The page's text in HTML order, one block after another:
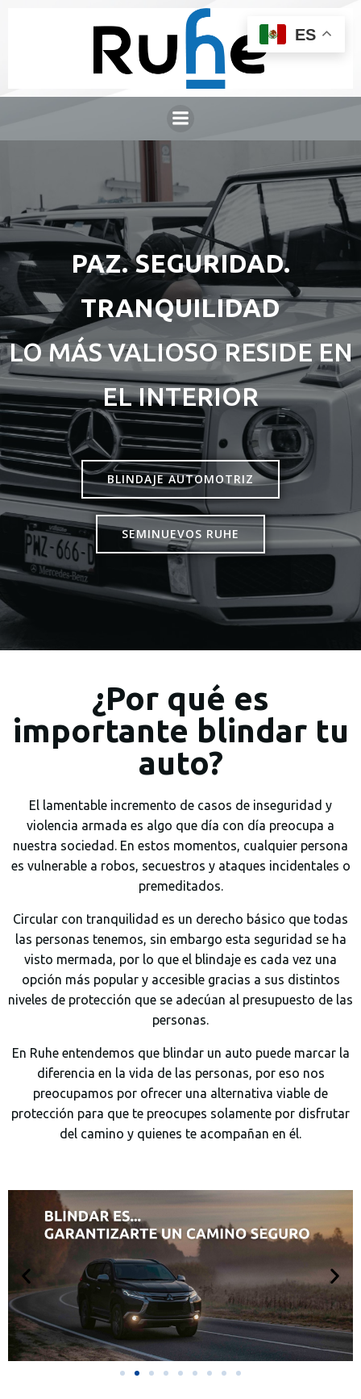
PAZ. SEGURIDAD.
TRANQUILIDAD
LO MÁS VALIOSO RESIDE EN
EL INTERIOR
BLINDAJE AUTOMOTRIZ
SEMINUEVOS RUHE
¿Por qué es
importante blindar tu
auto?
El lamentable incremento de casos de inseguridad y
violencia armada es algo que día con día preocupa a
nuestra sociedad. En estos momentos, cualquier persona
es vulnerable a robos, secuestros y ataques incidentales o
premeditados.
Circular con tranquilidad es un derecho básico que todas
las personas tenemos, sin embargo esta seguridad se ha
visto mermada, por lo que el blindaje es cada vez una
opción más popular y accesible gracias a sus distintos
niveles de protección que se adecúan al presupuesto de las
personas.
En Ruhe entendemos que blindar un auto puede marcar la
diferencia en la vida de las personas, por eso nos
preocupamos por ofrecer una alternativa viable de
protección para que te preocupes solamente por disfrutar
del camino y quienes te acompañan en él.
sitio web casino pin upo mediante la aplicación móvil para
disfrutar de una experiencia de juego conveniente desde
cualquier lugar.
ES